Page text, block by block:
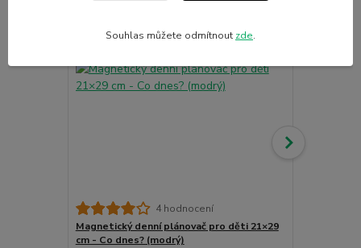
4 hodnocení
Magnetický denní plánovač pro děti 21×29
cm - Co dnes? (modrý)
Souhlas můžete odmítnout zde.